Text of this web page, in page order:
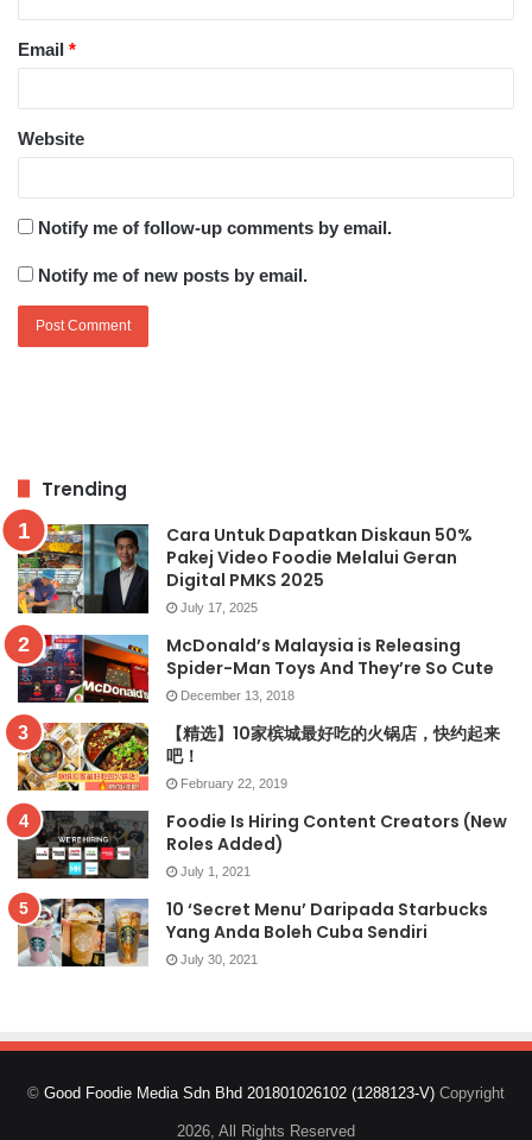
Email *
Website
Notify me of follow-up comments by email.
Notify me of new posts by email.
Trending
Cara Untuk Dapatkan Diskaun 50%
Pakej Video Foodie Melalui Geran
Digital PMKS 2025
July 17, 2025
McDonald’s Malaysia is Releasing
Spider-Man Toys And They’re So Cute
December 13, 2018
【精选】10家槟城最好吃的火锅店，快约起来
吧！
February 22, 2019
Foodie Is Hiring Content Creators (New
Roles Added)
July 1, 2021
10 ‘Secret Menu’ Daripada Starbucks
Yang Anda Boleh Cuba Sendiri
July 30, 2021
© Good Foodie Media Sdn Bhd 201801026102 (1288123-V) Copyright
2026, All Rights Reserved